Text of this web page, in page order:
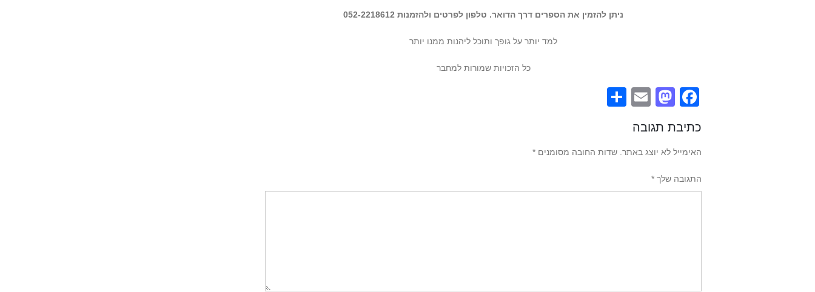
ניתן להזמין את הספרים דרך הדואר. טלפון לפרטים ולהזמנות 052-2218612
למד יותר על גופך ותוכל ליהנות ממנו יותר
כל הזכויות שמורות למחבר
Facebook
Mastodon
Email
כתיבת תגובה
האימייל לא יוצג באתר. שדות החובה מסומנים *
התגובה שלך *